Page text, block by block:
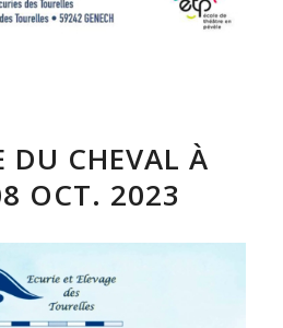
DU CHEVAL À
OCT. 2023